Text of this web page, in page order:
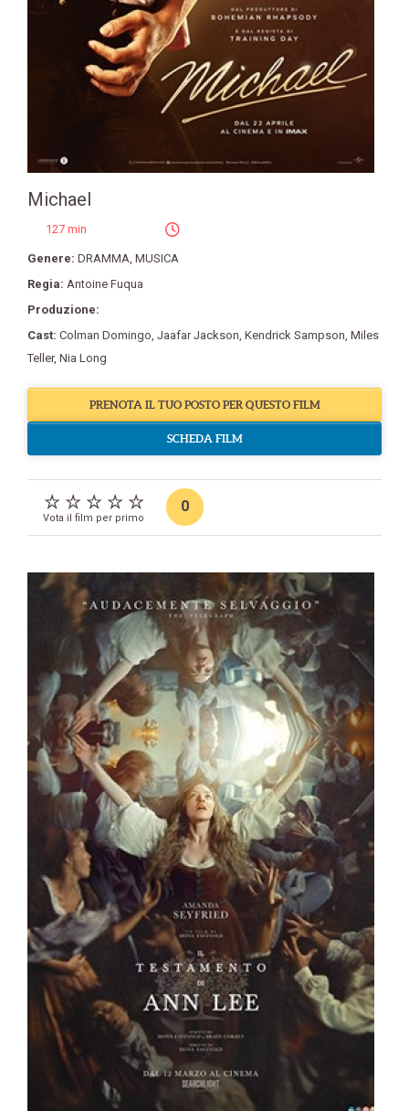
Michael
127 min
Genere: DRAMMA, MUSICA
Regia: Antoine Fuqua
Produzione:
Cast: Colman Domingo, Jaafar Jackson, Kendrick Sampson, Miles
Teller, Nia Long
PRENOTA IL TUO POSTO PER QUESTO FILM
SCHEDA FILM
Vota il film per primo
0